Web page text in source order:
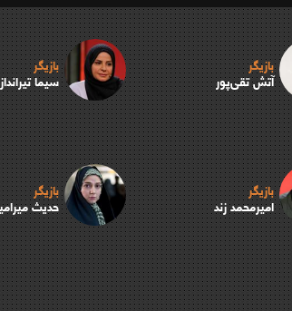
بازیگر
آتش تقی‌پور
بازیگر
سیما تیرانداز
بازیگر
امیرمحمد زند
بازیگر
حدیث